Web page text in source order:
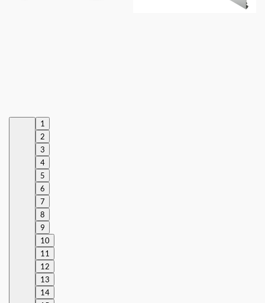
1
2
3
4
5
6
7
8
9
10
11
12
13
14